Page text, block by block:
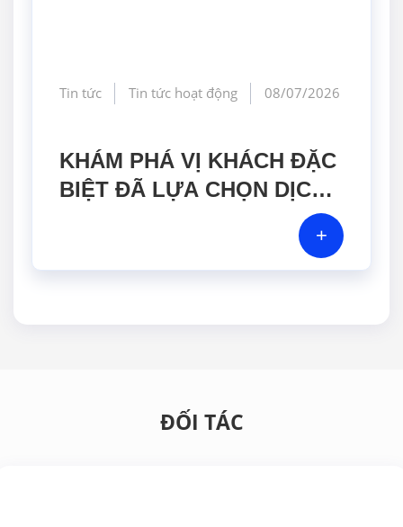
Tin tức Tin tức hoạt động 08/07/2026
KHÁM PHÁ VỊ KHÁCH ĐẶC
BIỆT ĐÃ LỰA CHỌN DỊCH
VỤ HIỆU CHUẨN TẠI GERA
+
ĐỐI TÁC